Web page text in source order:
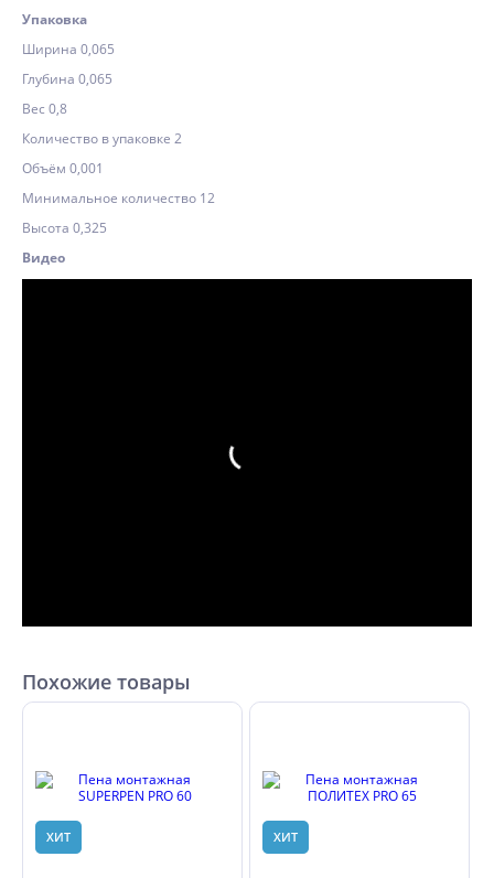
Упаковка
Ширина 0,065
Глубина 0,065
Вес 0,8
Количество в упаковке 2
Объём 0,001
Минимальное количество 12
Высота 0,325
Видео
Похожие товары
ХИТ ХИТ